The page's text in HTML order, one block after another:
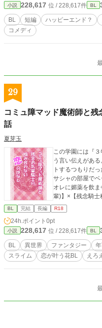
小説 228,617 位 / 228,617件 BL
BL 短編 ハッピーエンド？
コメディ
29
コミュ障マッド魔術師と
話
夏芽玉
この学園には『
う言い伝えがあ
トするつもりだ
サシャの部屋で
オレに媚薬を飲ませてきて…… 【
輩)】×【残念騎士
BL 完結 長編 R18
24h.ポイント 0pt
小説 228,617 位 / 228,617件 BL
BL 異世界 ファンタジー
スライム
恋が叶う花BL えろ